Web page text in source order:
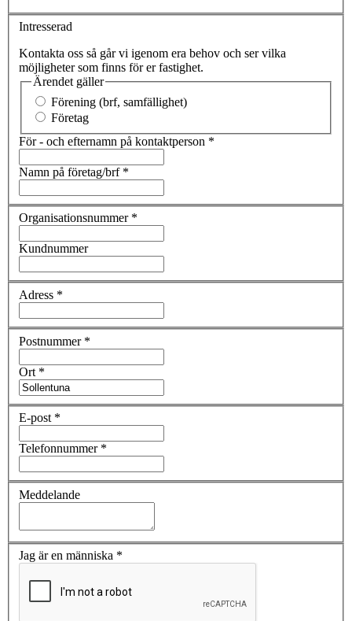
Intresserad
Kontakta oss så går vi igenom era behov och ser vilka
möjligheter som finns för er fastighet.
Ärendet gäller
Förening (brf, samfällighet)
Företag
För - och efternamn på kontaktperson *
Namn på företag/brf *
Organisationsnummer *
Kundnummer
Adress *
Postnummer *
Ort *
E-post *
Telefonnummer *
Meddelande
Jag är en människa *